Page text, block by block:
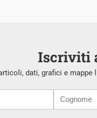
Iscriviti
dati, grafici e